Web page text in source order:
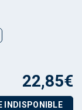
22,85€
INDISPONIBLE